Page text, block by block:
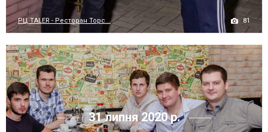
РЦ TALER - Ресторан Торс... 81
31 липня 2020 р.